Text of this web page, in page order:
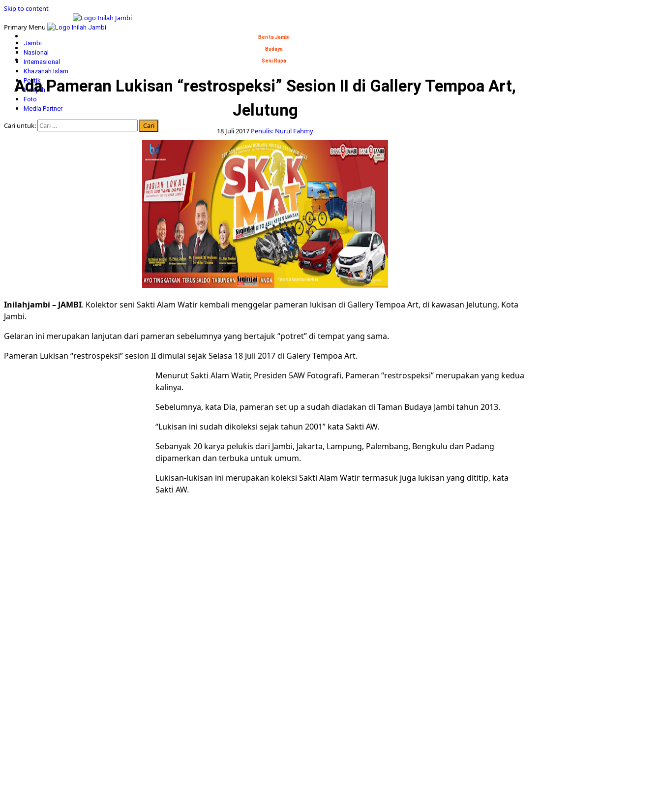
Skip to content
Primary Menu
Jambi
Nasional
Internasional
Khazanah Islam
Politik
Indepth
Foto
Media Partner
Cari untuk:
Berita Jambi
Budaya
Seni Rupa
Ada Pameran Lukisan “restrospeksi” Sesion II di Gallery Tempoa Art,
Jelutung
18 Juli 2017 Penulis: Nurul Fahmy
Inilahjambi – JAMBI. Kolektor seni Sakti Alam Watir kembali menggelar pameran lukisan di Gallery Tempoa Art, di kawasan Jelutung, Kota
Jambi.
Gelaran ini merupakan lanjutan dari pameran sebelumnya yang bertajuk “potret” di tempat yang sama.
Pameran Lukisan “restrospeksi” sesion II dimulai sejak Selasa 18 Juli 2017 di Galery Tempoa Art.
Menurut Sakti Alam Watir, Presiden 5AW Fotografi, Pameran “restrospeksi” merupakan yang kedua
kalinya.
Sebelumnya, kata Dia, pameran set up a sudah diadakan di Taman Budaya Jambi tahun 2013.
“Lukisan ini sudah dikoleksi sejak tahun 2001” kata Sakti AW.
Sebanyak 20 karya pelukis dari Jambi, Jakarta, Lampung, Palembang, Bengkulu dan Padang
dipamerkan dan terbuka untuk umum.
Lukisan-lukisan ini merupakan koleksi Sakti Alam Watir termasuk juga lukisan yang dititip, kata
Sakti AW.